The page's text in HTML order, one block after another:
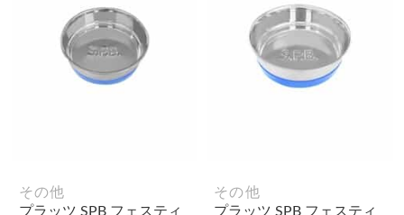
その他
プラッツ SPB フェスティ
その他
プラッツ SPB フェスティ